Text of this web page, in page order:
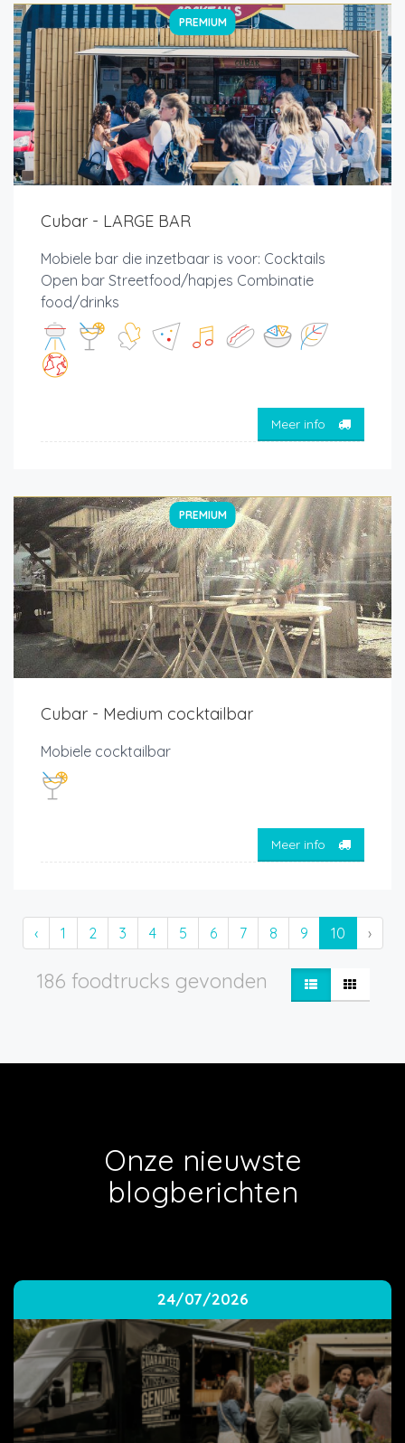
PREMIUM
Cubar - LARGE BAR
Mobiele bar die inzetbaar is voor: Cocktails
Open bar Streetfood/hapjes Combinatie
food/drinks
Meer info
PREMIUM
Cubar - Medium cocktailbar
Mobiele cocktailbar
Meer info
‹ 1 2 3 4 5 6 7 8 9 10 ›
186 foodtrucks gevonden
Onze nieuwste
blogberichten
24/07/2026